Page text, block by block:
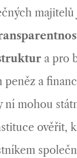
a pro
peněz a
mohou
ověřit,